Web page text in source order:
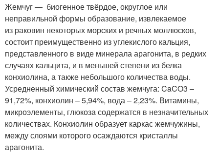
Жемчуг — биогенное твёрдое, округлое или
неправильной формы образование, извлекаемое
из раковин некоторых морских и речных моллюсков,
состоит преимущественно из углекислого кальция,
представленного в виде минерала арагонита, в редких
случаях кальцита, и в меньшей степени из белка
конхиолина, а также небольшого количества воды.
Усредненный химический состав жемчуга: CaCO3 –
91,72%, конхиолин – 5,94%, вода – 2,23%. Витамины,
микроэлементы, глюкоза содержатся в незначительных
количествах. Конхиолин образует каркас жемчужины,
между слоями которого осаждаются кристаллы
арагонита.